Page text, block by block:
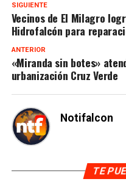
SIGUIENTE
Vecinos de El Milagro
Hidrofalcón para
ANTERIOR
«Miranda sin botes»
urbanización Cruz Verde
Notifalcon
TE